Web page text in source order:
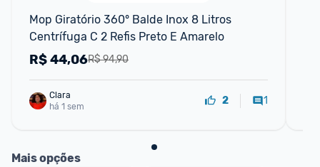
Mop Giratório 360° Balde Inox 8 Litros
Centrífuga C 2 Refis Preto E Amarelo
R$ 94,90
R$44,06
Clara
há 1 sem
2 1
Mais opções